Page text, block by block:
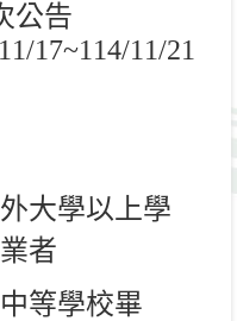
公告
17~114/11/21
大學以上學
者
等學校畢